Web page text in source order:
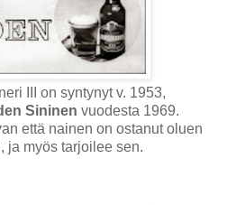
III on syntynyt v. 1953,
Sininen vuodesta 1969.
että nainen on ostanut oluen
ja myös tarjoilee sen.